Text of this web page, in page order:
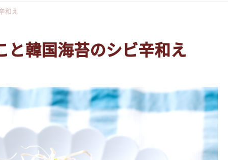
たれ・ドレッシング
おだし
お菓子
国産・鷹の爪
料理に合わせて一味・七
お土産・ギフト 贈る人に
和え
と韓国海苔のシビ辛和え